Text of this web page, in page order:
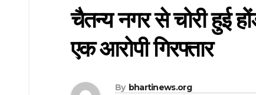
चैतन्य नगर से चोरी हुई
एक आरोपी गिरफ्तार
By bhartinews.org